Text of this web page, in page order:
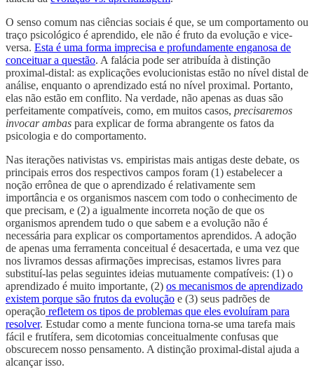
O senso comum nas ciências sociais é que, se um comportamento ou
traço psicológico é aprendido, ele não é fruto da evolução e vice-
versa. Esta é uma forma imprecisa e profundamente enganosa de
conceituar a questão. A falácia pode ser atribuída à distinção
proximal-distal: as explicações evolucionistas estão no nível distal de
análise, enquanto o aprendizado está no nível proximal. Portanto,
elas não estão em conflito. Na verdade, não apenas as duas são
perfeitamente compatíveis, como, em muitos casos, precisaremos
invocar ambas para explicar de forma abrangente os fatos da
psicologia e do comportamento.
Nas iterações nativistas vs. empiristas mais antigas deste debate, os
principais erros dos respectivos campos foram (1) estabelecer a
noção errônea de que o aprendizado é relativamente sem
importância e os organismos nascem com todo o conhecimento de
que precisam, e (2) a igualmente incorreta noção de que os
organismos aprendem tudo o que sabem e a evolução não é
necessária para explicar os comportamentos aprendidos. A adoção
de apenas uma ferramenta conceitual é desacertada, e uma vez que
nos livramos dessas afirmações imprecisas, estamos livres para
substituí-las pelas seguintes ideias mutuamente compatíveis: (1) o
aprendizado é muito importante, (2) os mecanismos de aprendizado
existem porque são frutos da evolução e (3) seus padrões de
operação refletem os tipos de problemas que eles evoluíram para
resolver. Estudar como a mente funciona torna-se uma tarefa mais
fácil e frutífera, sem dicotomias conceitualmente confusas que
obscurecem nosso pensamento. A distinção proximal-distal ajuda a
alcançar isso.